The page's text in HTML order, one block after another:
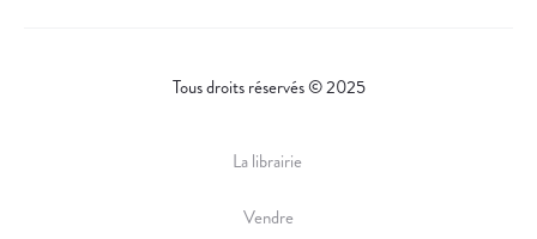
Tous droits réservés © 2025
La librairie
Vendre